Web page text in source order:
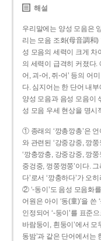
해설
우리말에는 양성 모음은
리는 모음 조화(母音調和
성 모음의 세력이 크게 차
의 세력이 급격히 커졌다.
어, 괴-어, 쥐-어’ 등의 어
다. 심지어는 한 단어 내
양성 모음과 음성 모음이
성 모음 우세 현상을 명시
① 종래의 ‘깡총깡총’은 언
와 관련된 ‘강중강중, 깡
‘깡충깡충, 강중강중, 깡
중겅중, 껑쭝껑쭝’이다.
다’로서 ‘깡충하다’가 오
② ‘-동이’도 음성 모음화
어원은 아이 ‘동(童)’을
인정되어 ‘-둥이’를 표준
바람둥이, 흰둥이’에서 모
동밤’과 같은 단어에서는